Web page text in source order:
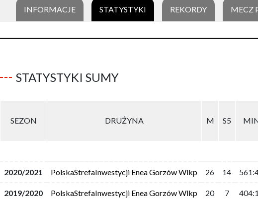
INFORMACJE STATYSTYKI REKORDY MECZ
STATYSTYKI SUMY
SEZON DRUŻYNA M S5
2020/2021 PolskaStrefaInwestycji Enea Gorzów Wlkp 26 14
2019/2020 PolskaStrefaInwestycji Enea Gorzów Wlkp 20 7